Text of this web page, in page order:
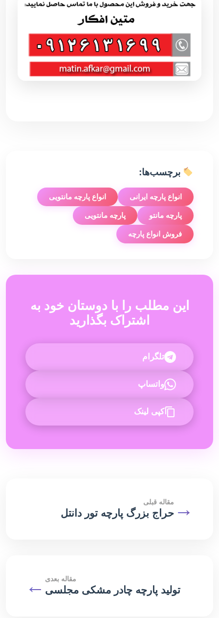
برچسب‌ها:
انواع پارچه ایرانی انواع پارچه مانتویی
پارچه مانتو پارچه مانتویی
فروش انواع پارچه
این مطلب را با دوستان خود به
اشتراک بگذارید
تلگرام
واتساپ
کپی لینک
→ مقاله قبلی
حراج بزرگ پارچه تور دانتل
مقاله بعدی
تولید پارچه چادر مشکی مجلسی ←